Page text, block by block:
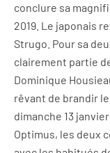
conclure sa
2019. Le japonais
Strugo. Pour sa
clairement partie
Dominique
rêvant de brandir
dimanche 13
Optimus, les deux